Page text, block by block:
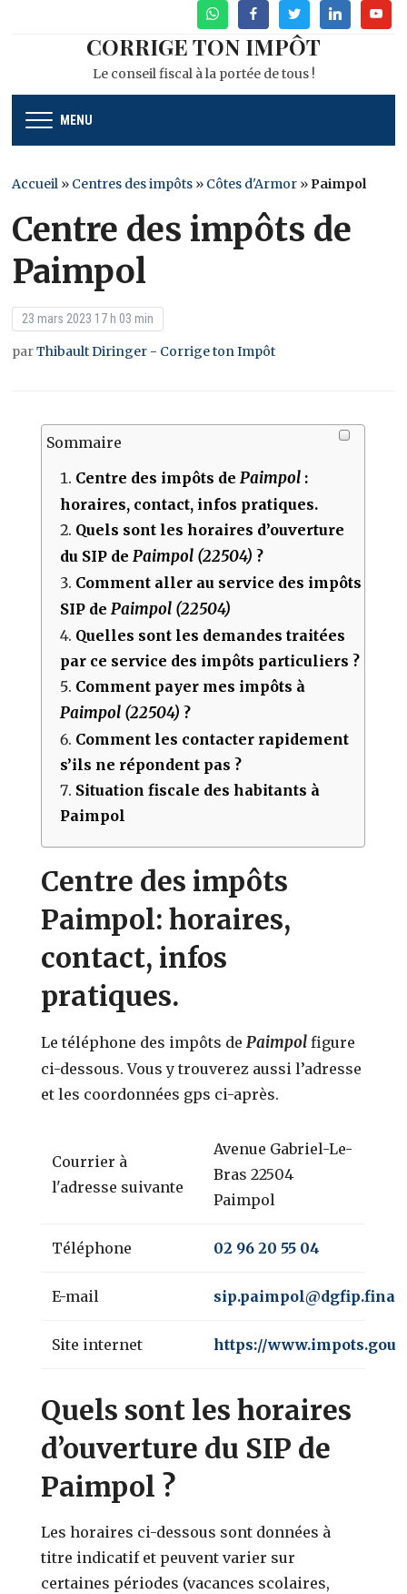
WhatsAppFacebookTwitterLinkedin
CORRIGE TON IMPÔT
Le conseil fiscal à la portée de tous !
MENU
Accueil » Centres des impôts » Côtes d'Armor » Paimpol
Centre des impôts de
Paimpol
23 mars 2023 17 h 03 min
parThibault Diringer - Corrige ton Impôt
Sommaire
Centre des impôts de Paimpol :
horaires, contact, infos pratiques.
Quels sont les horaires d’ouverture
du SIP de Paimpol (22504) ?
Comment aller au service des impôts
SIP de Paimpol (22504)
Quelles sont les demandes traitées
par ce service des impôts particuliers ?
Comment payer mes impôts à
Paimpol (22504) ?
Comment les contacter rapidement
s’ils ne répondent pas ?
Situation fiscale des habitants à
Paimpol
Centre des impôts
Paimpol: horaires,
contact, infos
pratiques.
Le téléphone des impôts de Paimpolfigure
ci-dessous. Vous y trouverez aussi l’adresse
et les coordonnées gps ci-après.
Courrier à
l'adresse suivante
Avenue Gabriel-Le-
Bras 22504
Paimpol
Téléphone 02 96 20 55 04
E-mail
Site internet https://
Quels sont les horaires
d’ouverture du SIP de
Paimpol ?
Les horaires ci-dessous sont données à
titre indicatif et peuvent varier sur
certaines périodes (vacances scolaires,